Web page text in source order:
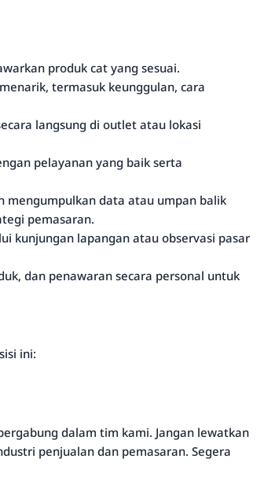
produk cat yang sesuai.
termasuk keunggulan, cara
langsung di outlet atau lokasi
pelayanan yang baik serta
mengumpulkan data atau umpan balik
pemasaran.
kunjungan lapangan atau observasi pasar
dan penawaran secara personal untuk
ini:
dalam tim kami. Jangan lewatkan
penjualan dan pemasaran. Segera